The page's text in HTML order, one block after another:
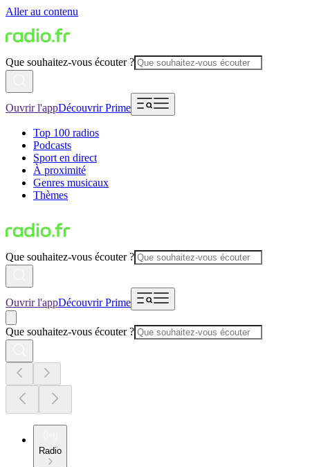
Aller au contenu
Que souhaitez-vous écouter ?
Ouvrir l'appDécouvrir Prime
Top 100 radios
Podcasts
Sport en direct
À proximité
Genres musicaux
Thèmes
Que souhaitez-vous écouter ?
Ouvrir l'appDécouvrir Prime
Que souhaitez-vous écouter ?
Radio